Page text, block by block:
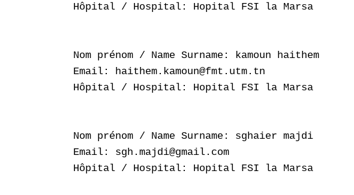
Hôpital / Hospital: Hopital FSI la Marsa
Nom prénom / Name Surname: kamoun haithem
Email: haithem.kamoun@fmt.utm.tn
Hôpital / Hospital: Hopital FSI la Marsa
Nom prénom / Name Surname: sghaier majdi
Email: sgh.majdi@gmail.com
Hôpital / Hospital: Hopital FSI la Marsa